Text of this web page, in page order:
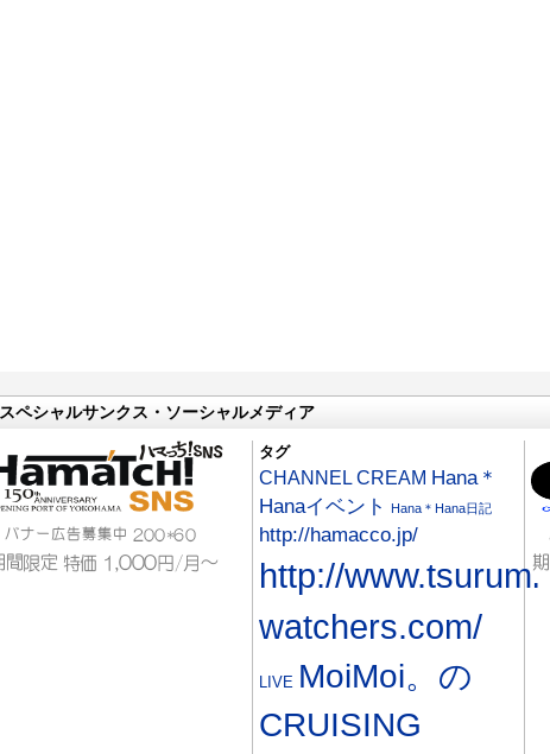
スペシャルサンクス・ソーシャルメディア
タグ
CHANNEL CREAM Hana＊
Hanaイベント
Hana＊Hana日記
http://hamacco.jp/
http://www.tsurumi-
watchers.com/
LIVE MoiMoi。の
CRUISING